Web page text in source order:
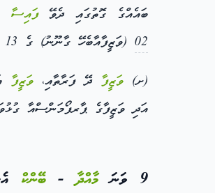
ބައެއްގެ ގޮތުގައި ދެވޭފައިސާ
02 (ވަޒީފާއާބެހޭ ގާނޫނު) ގެ 13 ވަނަ މާއްދާގެ (ށ) ގައި ބަޔާންކުރާ ވަޒީފާގެ އެއްބަސްވުމުގައިވާ ފަދައިންނެވެ.
(ށ)ވަޒީފާ ދޭ ފަރާތާއި،ވަޒީފާ
އަދި ވަޒީފާގެ ޕާރފޯމަންސްއާ
9 ވަނަ މާއްދާ-ބޭންކް